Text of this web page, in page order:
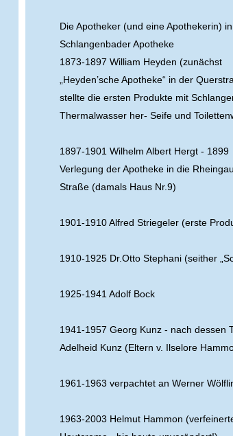
Die Apotheker (und eine Apothekerin)
Schlangenbader Apotheke
1873-1897 William Heyden (zunächst
„Heyden’sche Apotheke“ in der
stellte die ersten Produkte mit
Thermalwasser her- Seife und
1897-1901 Wilhelm Albert Hergt - 1899
Verlegung der Apotheke in die
Straße (damals Haus Nr.9)
1901-1910 Alfred Striegeler (erste
1910-1925 Dr.Otto Stephani (seither
1925-1941 Adolf Bock
1941-1957 Georg Kunz - nach dessen
Adelheid Kunz (Eltern v. Ilselore
1961-1963 verpachtet an Werner
1963-2003 Helmut Hammon